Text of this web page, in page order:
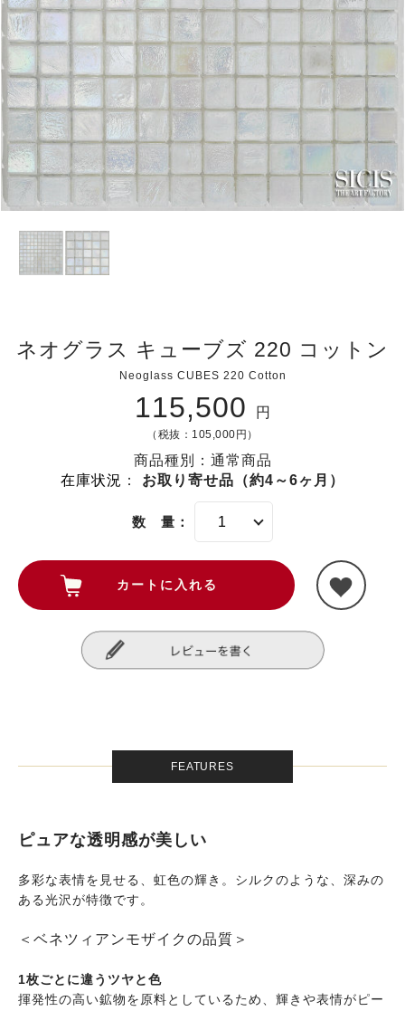
ネオグラス キューブズ 220 コットン
Neoglass CUBES 220 Cotton
115,500 円
（税抜：105,000円）
商品種別：通常商品
在庫状況 ： お取り寄せ品（約4～6ヶ月）
数 量：
FEATURES
ピュアな透明感が美しい
多彩な表情を見せる、虹色の輝き。シルクのような、深みの
ある光沢が特徴です。
＜ベネツィアンモザイクの品質＞
1枚ごとに違うツヤと色
揮発性の高い鉱物を原料としているため、輝きや表情がピー